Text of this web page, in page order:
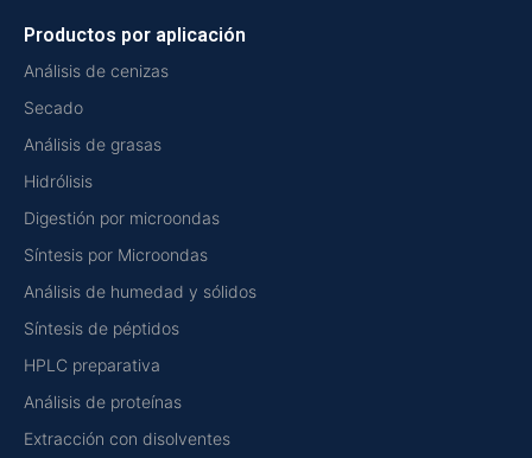
Productos por aplicación
Análisis de cenizas
Secado
Análisis de grasas
Hidrólisis
Digestión por microondas
Síntesis por Microondas
Análisis de humedad y sólidos
Síntesis de péptidos
HPLC preparativa
Análisis de proteínas
Extracción con disolventes